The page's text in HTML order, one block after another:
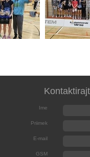
Ime
Priimek
E-mail
GSM